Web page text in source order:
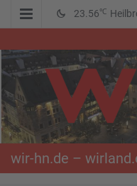
23.56℃
wir-hn.de –